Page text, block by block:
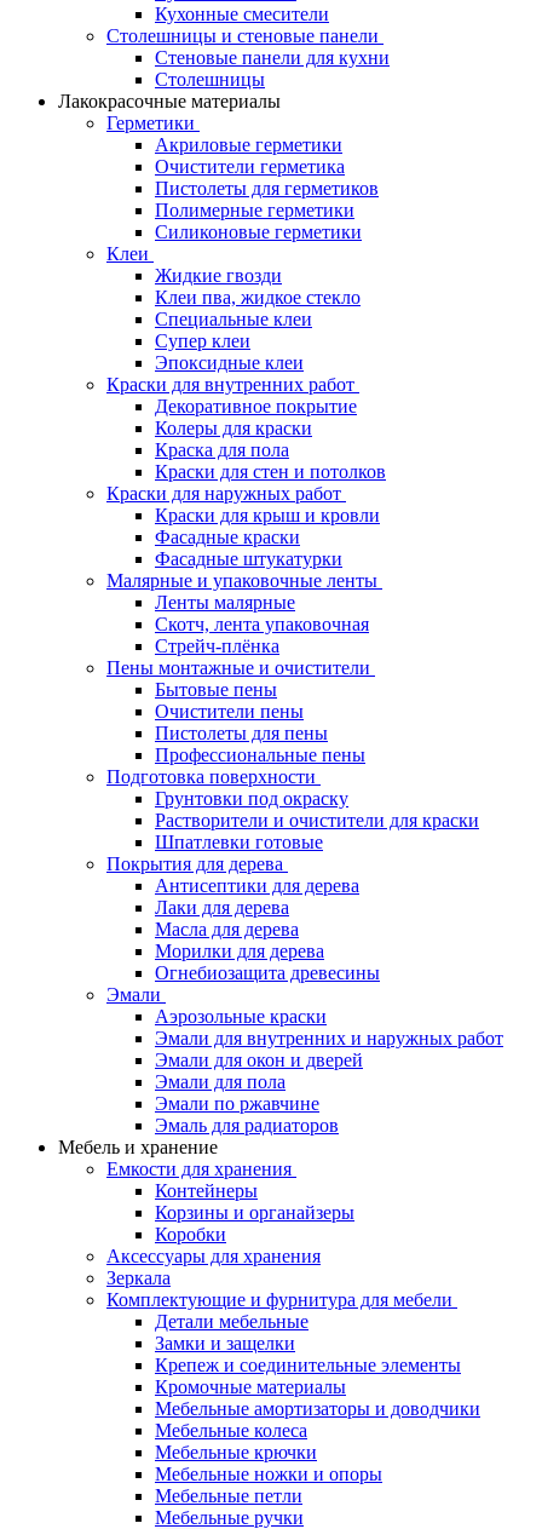
Кухонные смесители
Столешницы и стеновые панели
Стеновые панели для кухни
Столешницы
Лакокрасочные материалы
Герметики
Акриловые герметики
Очистители герметика
Пистолеты для герметиков
Полимерные герметики
Силиконовые герметики
Клеи
Жидкие гвозди
Клеи пва, жидкое стекло
Специальные клеи
Супер клеи
Эпоксидные клеи
Краски для внутренних работ
Декоративное покрытие
Колеры для краски
Краска для пола
Краски для стен и потолков
Краски для наружных работ
Краски для крыш и кровли
Фасадные краски
Фасадные штукатурки
Малярные и упаковочные ленты
Ленты малярные
Скотч, лента упаковочная
Стрейч-плёнка
Пены монтажные и очистители
Бытовые пены
Очистители пены
Пистолеты для пены
Профессиональные пены
Подготовка поверхности
Грунтовки под окраску
Растворители и очистители для краски
Шпатлевки готовые
Покрытия для дерева
Антисептики для дерева
Лаки для дерева
Масла для дерева
Морилки для дерева
Огнебиозащита древесины
Эмали
Аэрозольные краски
Эмали для внутренних и наружных работ
Эмали для окон и дверей
Эмали для пола
Эмали по ржавчине
Эмаль для радиаторов
Мебель и хранение
Емкости для хранения
Контейнеры
Корзины и органайзеры
Коробки
Аксессуары для хранения
Зеркала
Комплектующие и фурнитура для мебели
Детали мебельные
Замки и защелки
Крепеж и соединительные элементы
Кромочные материалы
Мебельные амортизаторы и доводчики
Мебельные колеса
Мебельные крючки
Мебельные ножки и опоры
Мебельные петли
Мебельные ручки